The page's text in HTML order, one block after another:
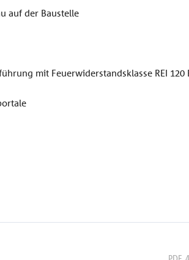
auf der Baustelle
mit Feuerwiderstandsklasse REI